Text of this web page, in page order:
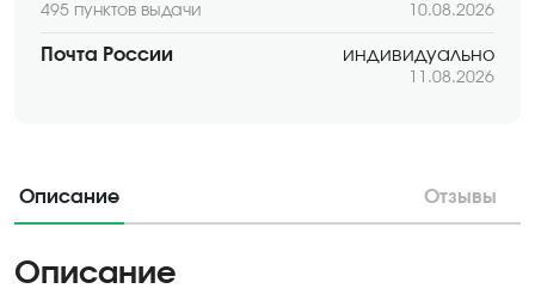
495 пунктов выдачи 10.08.2026
Почта России индивидуально
11.08.2026
Описание Отзывы
Описание